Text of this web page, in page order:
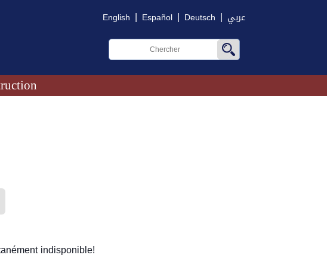
English | Español | Deutsch | عربي
indisponible!